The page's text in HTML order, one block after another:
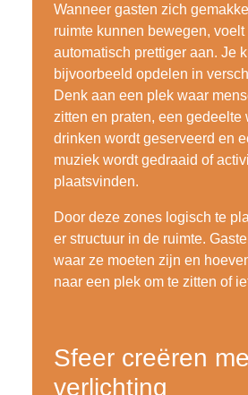
Wanneer gasten zich
ruimte kunnen bewegen, voelt
automatisch prettiger aan. Je
bijvoorbeeld opdelen in
Denk aan een plek waar
zitten en praten, een gedeelte
drinken wordt geserveerd en
muziek wordt gedraaid of
plaatsvinden.
Door deze zones logisch te
er structuur in de ruimte.
waar ze moeten zijn en
naar een plek om te zitten of
Sfeer creëren
verlichting